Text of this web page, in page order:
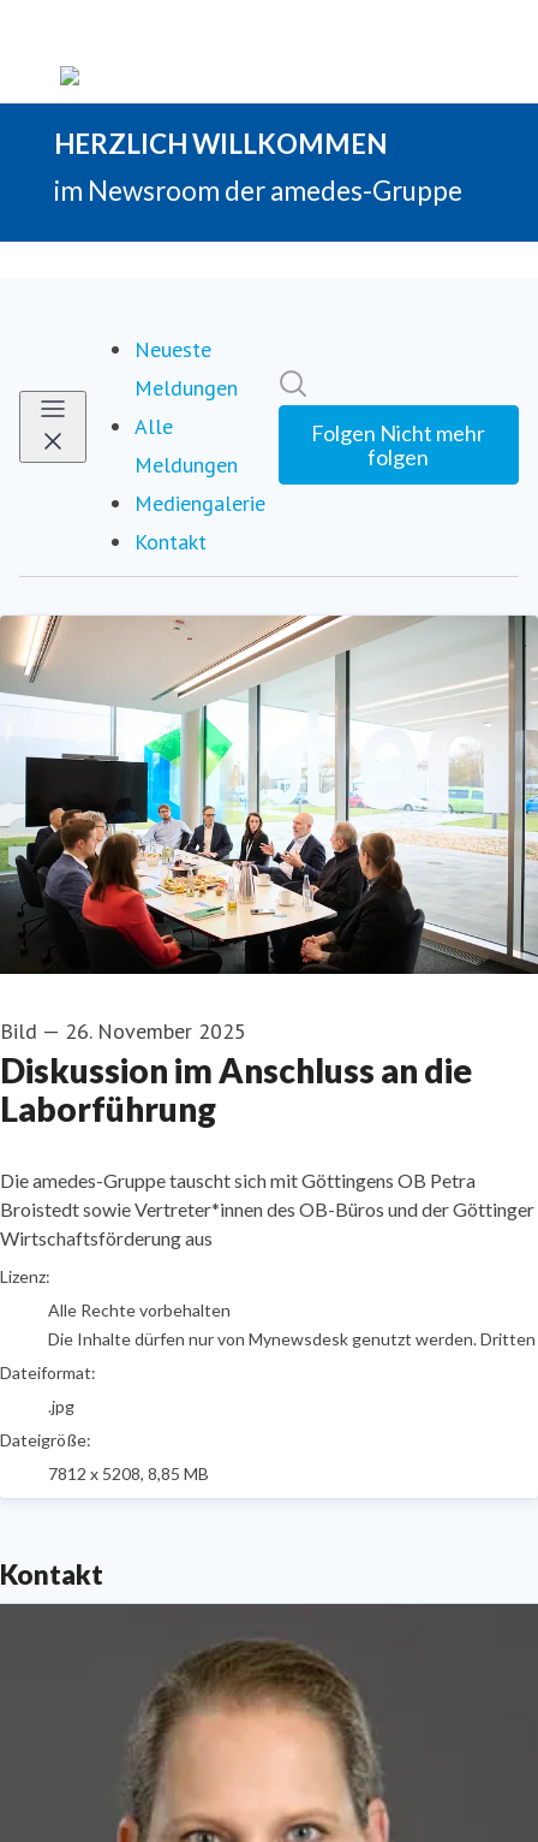
Neueste
Meldungen
Alle
Meldungen
Mediengalerie
Kontakt
Folgen Nicht mehr
folgen
Bild — 26. November 2025
Diskussion im Anschluss an die
Laborführung
Die amedes-Gruppe tauscht sich mit Göttingens OB Petra
Broistedt sowie Vertreter*innen des OB-Büros und der Göttinger
Wirtschaftsförderung aus
go to media item
Lizenz:
Alle Rechte vorbehalten
Die Inhalte dürfen nur von Mynewsdesk genutzt werden.
Dateiformat:
.jpg
Dateigröße:
7812 x 5208, 8,85 MB
Kontakt